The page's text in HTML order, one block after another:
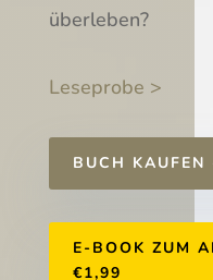
überleben?
Leseprobe >
BUCH
E-BOOK ZUM
€1,99